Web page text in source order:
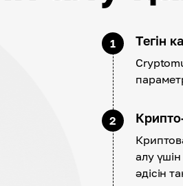
1 Тегін
2
алу
әдісін